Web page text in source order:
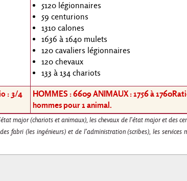
5120 légionnaires
59 centurions
1310 calones
1636 à 1640 mulets
120 cavaliers légionnaires
120 chevaux
133 à 134 chariots
: 3/4
HOMMES : 6609 ANIMAUX : 1756 à 1760
hommes pour 1 animal.
major (chariots et animaux), les chevaux de l’état major et des
fabri (les ingénieurs) et de l’administration (scribes), les services